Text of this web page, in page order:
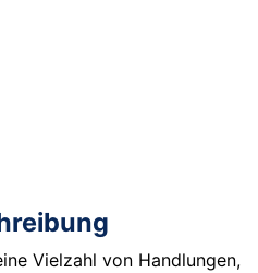
Vielzahl von Handlungen,